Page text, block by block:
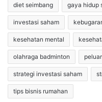
diet seimbang gaya hidup
investasi saham
kesehatan mental
olahraga badminton
strategi investasi saham
tips bisnis rumahan